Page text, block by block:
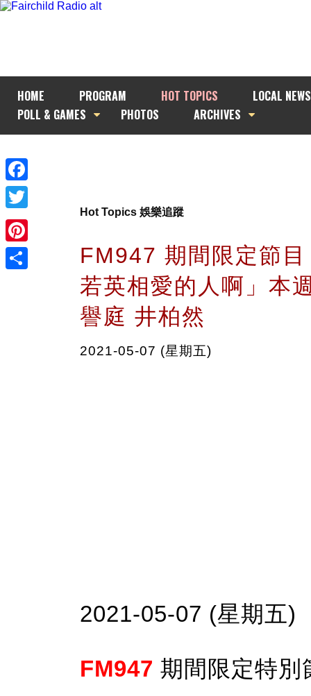
HOME PROGRAM HOT TOPICS
LOCAL NEWS
POLL & GAMES
PHOTOS ARCHIVES
Facebook
Twitter
Pinterest
Hot Topics 娛樂追蹤
FM947 期間限定節
若英相愛的人啊」本
譽庭 井柏然
2021-05-07 (星期五)
2021-05-07 (星期五)
FM947 期間限定特別